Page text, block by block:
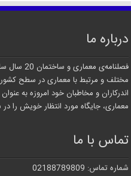
درباره ما
فصلنامه‌ی
مختلف و مرتبط با معماری در سطح
اندرکاران و مخاطبان خود امروزه به
معماری، جایگاه مورد انتظار خویش
تماس با ما
شماره تماس: 02188789809